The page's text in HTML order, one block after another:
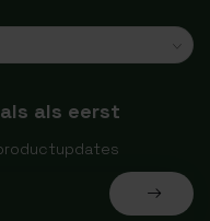
als eerst